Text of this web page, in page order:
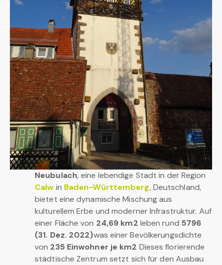
Neubulach, eine lebendige Stadt in der Region
Calw in Baden-Württemberg, Deutschland,
bietet eine dynamische Mischung aus
kulturellem Erbe und moderner Infrastruktur. Auf
einer Fläche von 24,69 km2 leben rund 5796
(31. Dez. 2022)was einer Bevölkerungsdichte
von 235 Einwohner je km2 Dieses florierende
städtische Zentrum setzt sich für den Ausbau